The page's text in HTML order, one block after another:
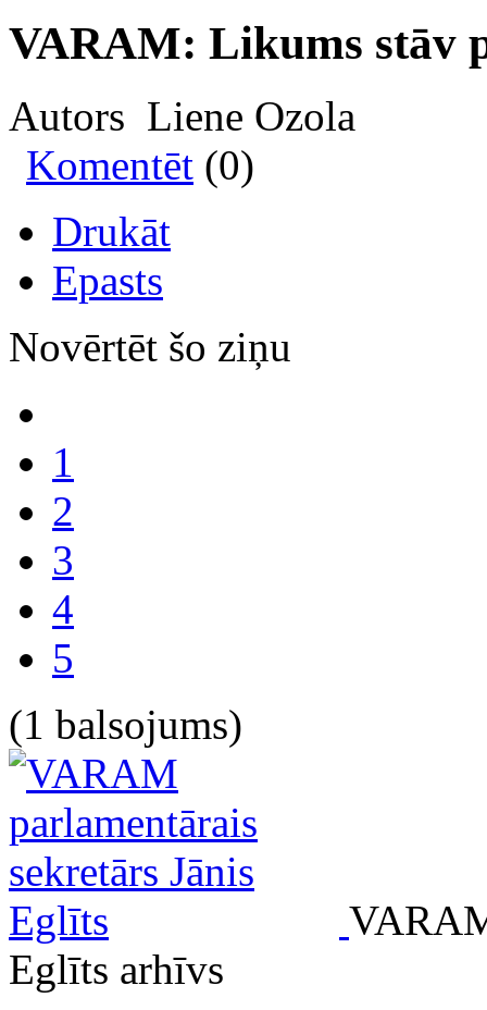
VARAM: Likums stāv
Autors Liene Ozola
Komentēt (0)
Drukāt
Epasts
Novērtēt šo ziņu
1
2
3
4
5
(1 balsojums)
Eglīts arhīvs